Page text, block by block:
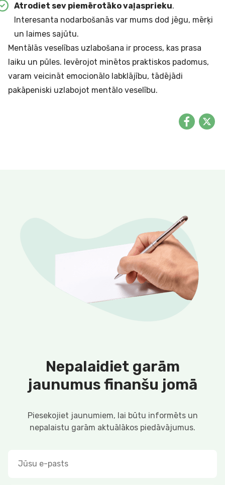
Atrodiet sev piemērotāko vaļasprieku.
Interesanta nodarbošanās var mums dod jēgu, mērķi
un laimes sajūtu.
Mentālās veselības uzlabošana ir process, kas prasa
laiku un pūles. Ievērojot minētos praktiskos padomus,
varam veicināt emocionālo labklājību, tādējādi
pakāpeniski uzlabojot mentālo veselību.
Nepalaidiet garām
jaunumus finanšu jomā
Piesekojiet jaunumiem, lai būtu informēts un
nepalaistu garām aktuālākos piedāvājumus.